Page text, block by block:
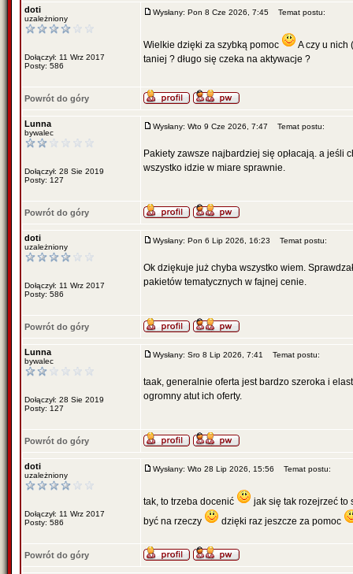
doti
uzależniony
Dołączył: 11 Wrz 2017
Posty: 586
Wysłany: Pon 8 Cze 2026, 7:45 Temat postu:
Wielkie dzięki za szybką pomoc
A czy u nich
taniej ? długo się czeka na aktywacje ?
Powrót do góry
Lunna
bywalec
Dołączył: 28 Sie 2019
Posty: 127
Wysłany: Wto 9 Cze 2026, 7:47 Temat postu:
Pakiety zawsze najbardziej się opłacają. a jeśli
wszystko idzie w miare sprawnie.
Powrót do góry
doti
uzależniony
Dołączył: 11 Wrz 2017
Posty: 586
Wysłany: Pon 6 Lip 2026, 16:23 Temat postu:
Ok dziękuje już chyba wszystko wiem.
pakietów tematycznych w fajnej cenie.
Powrót do góry
Lunna
bywalec
Dołączył: 28 Sie 2019
Posty: 127
Wysłany: Sro 8 Lip 2026, 7:41 Temat postu:
taak, generalnie oferta jest bardzo szeroka i
ogromny atut ich oferty.
Powrót do góry
doti
uzależniony
Dołączył: 11 Wrz 2017
Posty: 586
Wysłany: Wto 28 Lip 2026, 15:56 Temat postu:
tak, to trzeba docenić
jak się tak rozejrzeć to
być na rzeczy
dzięki raz jeszcze za pomoc
Powrót do góry